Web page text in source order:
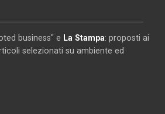
business" e La Stampa: proposti ai
selezionati su ambiente ed